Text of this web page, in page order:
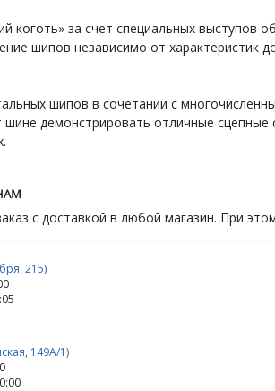
коготь» за счет специальных выступов
шипов независимо от характеристик
шипов в сочетании с
демонстрировать отличные сцепные
с доставкой в любой магазин. При
215)
149А/1)